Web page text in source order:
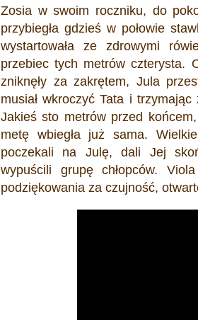
Zosia w swoim roczniku, do
przybiegła gdzieś w połowie
wystartowała ze zdrowymi
przebiec tych metrów czterysta.
zniknęły za zakrętem, Jula
musiał wkroczyć Tata i
Jakieś sto metrów przed
metę wbiegła już sama.
poczekali na Julę, dali Jej
wypuścili grupę chłopców.
podziękowania za czujność,